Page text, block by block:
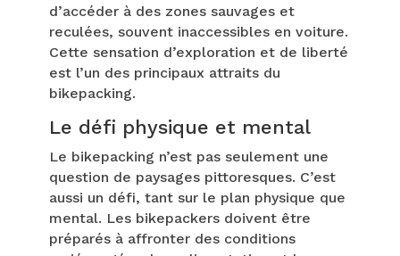
d’accéder à des zones sauvages et
reculées, souvent inaccessibles en voiture.
Cette sensation d’exploration et de liberté
est l’un des principaux attraits du
bikepacking.
Le défi physique et mental
Le bikepacking n’est pas seulement une
question de paysages pittoresques. C’est
aussi un défi, tant sur le plan physique que
mental. Les bikepackers doivent être
préparés à affronter des conditions